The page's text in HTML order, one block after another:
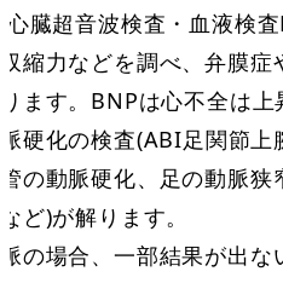
(心臓超音波検査・血液検
収縮力などを調べ、弁膜
ります。BNPは心不
脈硬化の検査(ABI足関節
管の動脈硬化、足の動脈
など)が解り
脈の場合、一部結果が出な